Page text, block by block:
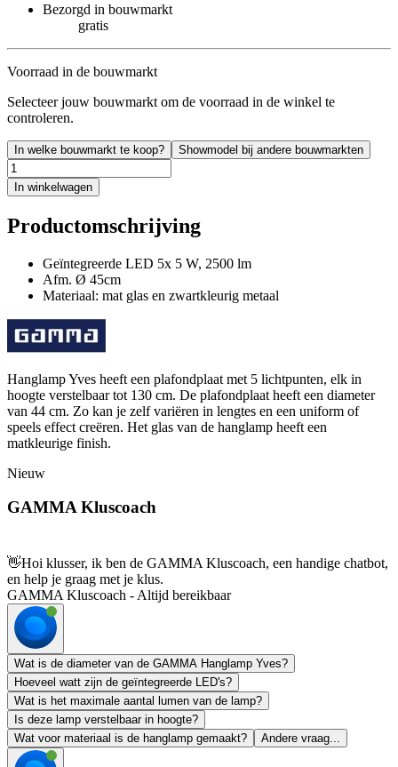
Bezorgd in bouwmarkt
gratis
Voorraad in de bouwmarkt
Selecteer jouw bouwmarkt om de voorraad in de winkel te
controleren.
In welke bouwmarkt te koop? Showmodel bij andere bouwmarkten
In winkelwagen
Productomschrijving
Geïntegreerde LED 5x 5 W, 2500 lm
Afm. Ø 45cm
Materiaal: mat glas en zwartkleurig metaal
Hanglamp Yves heeft een plafondplaat met 5 lichtpunten, elk in
hoogte verstelbaar tot 130 cm. De plafondplaat heeft een diameter
van 44 cm. Zo kan je zelf variëren in lengtes en een uniform of
speels effect creëren. Het glas van de hanglamp heeft een
matkleurige finish.
Nieuw
GAMMA Kluscoach
👋Hoi klusser, ik ben de GAMMA Kluscoach, een handige chatbot,
en help je graag met je klus.
GAMMA Kluscoach - Altijd bereikbaar
Wat is de diameter van de GAMMA Hanglamp Yves?
Hoeveel watt zijn de geïntegreerde LED's?
Wat is het maximale aantal lumen van de lamp?
Is deze lamp verstelbaar in hoogte?
Wat voor materiaal is de hanglamp gemaakt?
Andere vraag...